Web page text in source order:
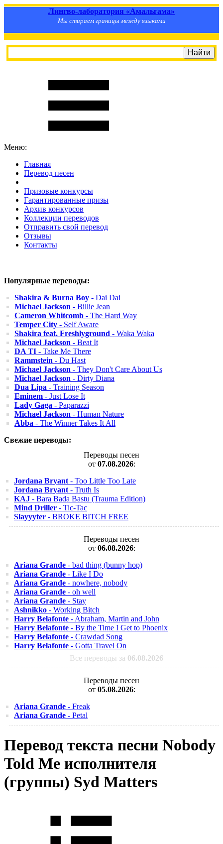
Лингво-лаборатория «Амальгама»
Мы стираем границы между языками
Меню:
Главная
Перевод песен
Призовые конкурсы
Гарантированные призы
Архив конкурсов
Коллекции переводов
Отправить свой перевод
Отзывы
Контакты
Популярные переводы:
Shakira & Burna Boy - Dai Dai
Michael Jackson - Billie Jean
Cameron Whitcomb - The Hard Way
Temper City - Self Aware
Shakira feat. Freshlyground - Waka Waka
Michael Jackson - Beat It
DA TI - Take Me There
Rammstein - Du Hast
Michael Jackson - They Don't Care About Us
Michael Jackson - Dirty Diana
Dua Lipa - Training Season
Eminem - Just Lose It
Lady Gaga - Paparazzi
Michael Jackson - Human Nature
Abba - The Winner Takes It All
Свежие переводы:
Переводы песен
от 07.08.2026:
Jordana Bryant - Too Little Too Late
Jordana Bryant - Truth Is
KAJ - Bara Bada Bastu (Trauma Edition)
Mind Driller - Tic-Tac
Slayyyter - BROKE BITCH FREE
Переводы песен
от 06.08.2026:
Ariana Grande - bad thing (bunny hop)
Ariana Grande - Like I Do
Ariana Grande - nowhere, nobody
Ariana Grande - oh well
Ariana Grande - Stay
Ashnikko - Working Bitch
Harry Belafonte - Abraham, Martin and John
Harry Belafonte - By the Time I Get to Phoenix
Harry Belafonte - Crawdad Song
Harry Belafonte - Gotta Travel On
Все переводы за 06.08.2026
Переводы песен
от 05.08.2026:
Ariana Grande - Freak
Ariana Grande - Petal
Перевод текста песни Nobody
Told Me исполнителя
(группы) Syd Matters